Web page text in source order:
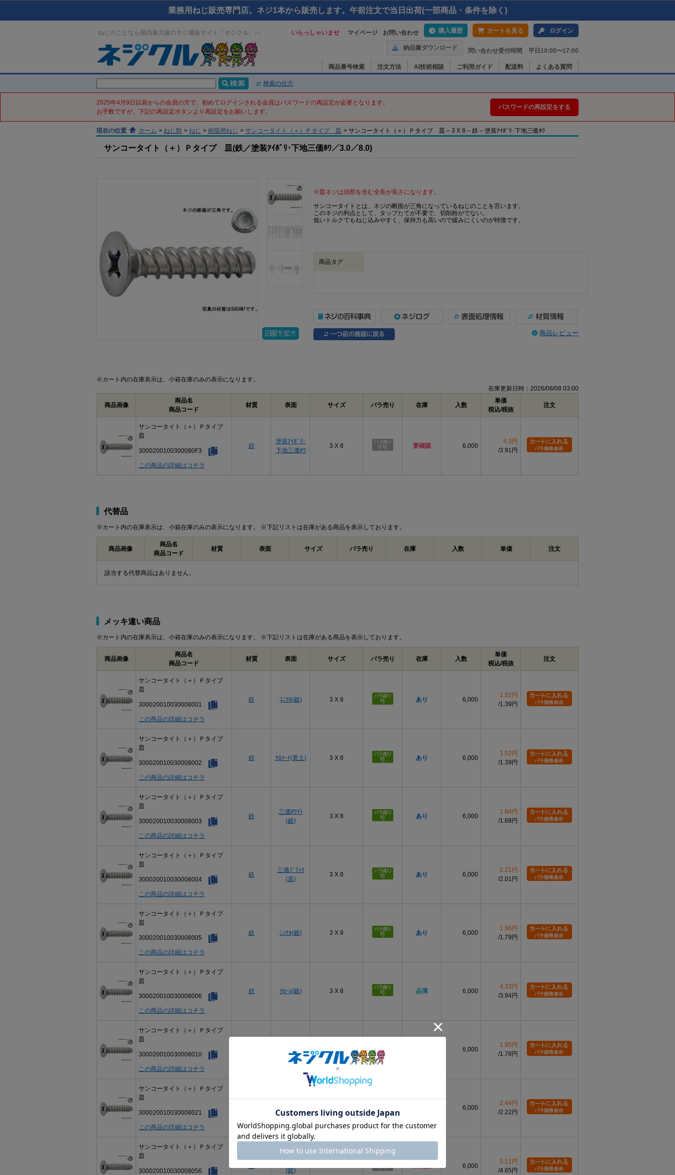
業務用ねじ販売専門店。ネジ1本から販売します。午前注文で当日出荷(一部商品・条件を除く)
ねじのことなら国内最大級のネジ通販サイト「ネジクル」へ いらっしゃいませ マイページ お問い合わせ 購入履歴 カートを見る ログイン
納品書ダウンロード 問い合わせ受付時間 平日10:00〜17:00
商品番号検索 注文方法 AI技術相談 ご利用ガイド 配送料 よくある質問
検索の仕方
2025年4月9日以前からの会員の方で、初めてログインされる会員はパスワードの再設定が必要となります。
お手数ですが、下記の再設定ボタンより再設定をお願いします。
パスワードの再設定をする
現在の位置 ホーム > ねじ類 > ねじ > 樹脂用ねじ > サンコータイト（＋）Ｐタイプ 皿 > サンコータイト（＋）Ｐタイプ 皿 – 3 X 8 – 鉄 – 塗装ｱｲﾎﾞﾘ･下地三価ﾎﾜ
サンコータイト（＋）Ｐタイプ 皿(鉄／塗装ｱｲﾎﾞﾘ･下地三価ﾎﾜ／3.0／8.0)
※皿ネジは頭部を含む全長が長さになります。
サンコータイトとは、ネジの断面が三角になっているねじのことを言います。
このネジの利点として、タップたてが不要で、切削粉がでない。
低いトルクでもねじ込みやすく、保持力も高いので緩みにくいのが特徴です。
商品タグ
商品レビュー
※カート内の在庫表示は、小箱在庫のみの表示になります。
在庫更新日時：2026/08/08 03:00
商品画像
商品名
商品コード
材質 表面 サイズ バラ売り 在庫 入数
単価
税込/税抜
注文
サンコータイト（＋）Ｐタイプ
皿
3000200100300080F3
この商品の詳細はコチラ
鉄
塗装ｱｲﾎﾞﾘ･
下地三価ﾎﾜ
3 X 8 要確認 6,000
4.3円
3.91円
代替品
※カート内の在庫表示は、小箱在庫のみの表示になります。 ※下記リストは在庫がある商品を表示しております。
商品画像
商品名
商品コード
材質 表面 サイズ バラ売り 在庫 入数 単価 注文
該当する代替商品はありません。
メッキ違い商品
※カート内の在庫表示は、小箱在庫のみの表示になります。 ※下記リストは在庫がある商品を表示しております。
商品画像
商品名
商品コード
材質 表面 サイズ バラ売り 在庫 入数
単価
税込/税抜
注文
サンコータイト（＋）Ｐタイプ
皿
300020010030008001
この商品の詳細はコチラ
鉄 ﾕﾆｸﾛ(銀) 3 X 8 あり 6,000
1.52円
1.39円
サンコータイト（＋）Ｐタイプ
皿
300020010030008002
この商品の詳細はコチラ
鉄 ｸﾛﾒｰﾄ(黄土) 3 X 8 あり 6,000
1.52円
1.39円
サンコータイト（＋）Ｐタイプ
皿
300020010030008003
この商品の詳細はコチラ
鉄
三価ﾎﾜｲﾄ
(銀)
3 X 8 あり 6,000
1.84円
1.68円
サンコータイト（＋）Ｐタイプ
皿
300020010030008004
この商品の詳細はコチラ
鉄
三価ﾌﾞﾗｯｸ
(黒)
3 X 8 あり 6,000
2.21円
2.01円
サンコータイト（＋）Ｐタイプ
皿
300020010030008005
この商品の詳細はコチラ
鉄 ﾆｯｹﾙ(銀) 3 X 8 あり 6,000
1.96円
1.79円
サンコータイト（＋）Ｐタイプ
皿
300020010030008006
この商品の詳細はコチラ
鉄 ｸﾛｰﾑ(銀) 3 X 8 品薄 6,000
4.33円
3.94円
サンコータイト（＋）Ｐタイプ
皿
300020010030008010
この商品の詳細はコチラ
BC(黒) 3 X 8 6,000
1.95円
1.78円
サンコータイト（＋）Ｐタイプ
皿
300020010030008021
この商品の詳細はコチラ
灰)
6,000
2.44円
2.22円
サンコータイト（＋）Ｐタイプ
皿
300020010030008056
三価ｽﾃﾝｺｰﾄ
(銀)
6,000
5.11円
4.65円